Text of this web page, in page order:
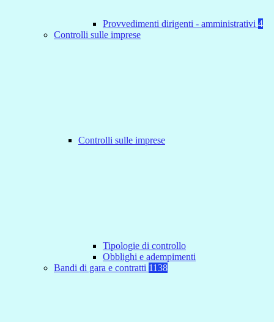
Provvedimenti dirigenti - amministrativi 4
Controlli sulle imprese
Controlli sulle imprese
Tipologie di controllo
Obblighi e adempimenti
Bandi di gara e contratti 1138